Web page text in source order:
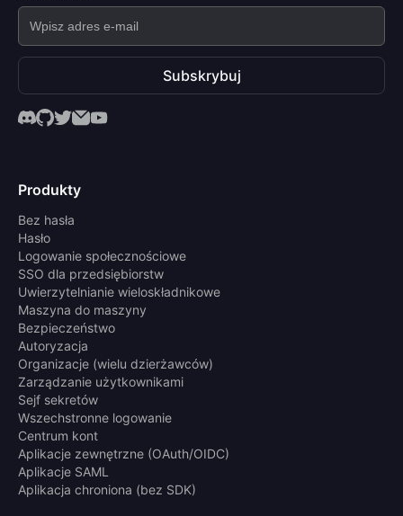
Subskrybuj
Produkty
Bez hasła
Hasło
Logowanie społecznościowe
SSO dla przedsiębiorstw
Uwierzytelnianie wieloskładnikowe
Maszyna do maszyny
Bezpieczeństwo
Autoryzacja
Organizacje (wielu dzierżawców)
Zarządzanie użytkownikami
Sejf sekretów
Wszechstronne logowanie
Centrum kont
Aplikacje zewnętrzne (OAuth/OIDC)
Aplikacje SAML
Aplikacja chroniona (bez SDK)